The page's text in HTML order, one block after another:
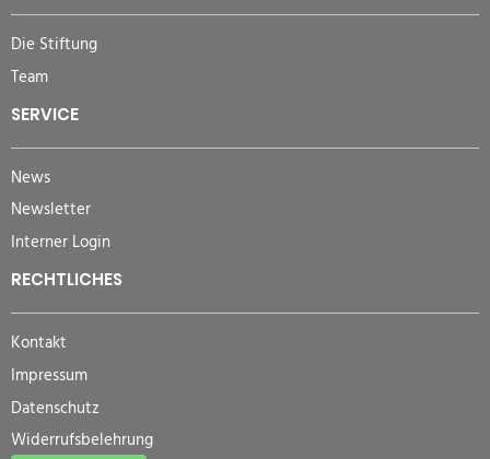
Die Stiftung
Team
SERVICE
News
Newsletter
Interner Login
RECHTLICHES
Kontakt
Impressum
Datenschutz
Widerrufsbelehrung